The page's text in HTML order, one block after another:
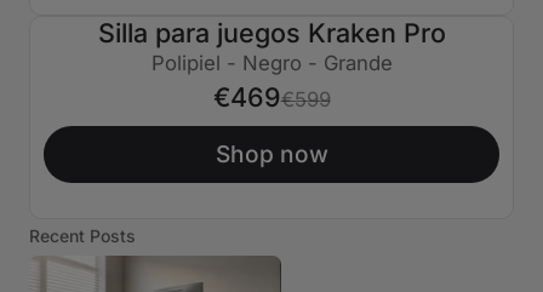
€130 APAGADO
Silla para juegos Kraken Pro
Polipiel - Negro - Grande
€469€599
Shop now
Recent Posts